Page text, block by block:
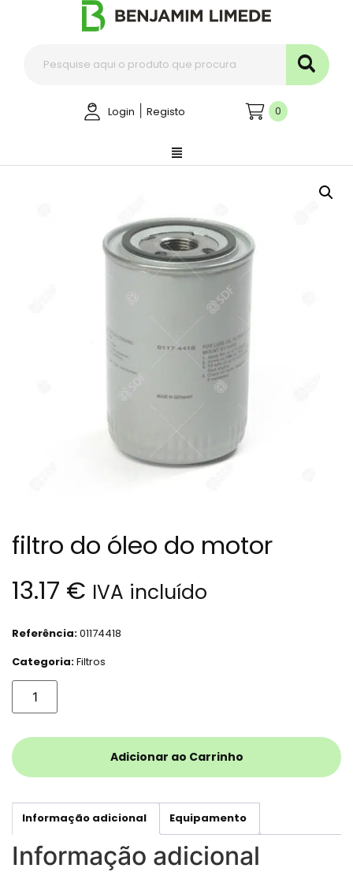
Login Registo 0
filtro do óleo do motor
13.17 € IVA incluído
Referência:01174418
Categoria:Filtros
Adicionar ao Carrinho
Informação adicional Equipamento
Informação adicional